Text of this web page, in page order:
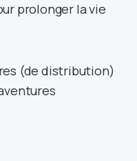
prolonger la vie
(de distribution)